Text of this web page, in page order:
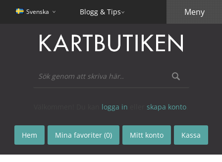
Svenska Blogg & Tips
logga in skapa konto
Hem Mina favoriter (0) Mitt konto Kassa
Meny